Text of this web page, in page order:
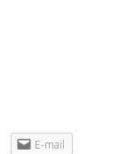
E-mail